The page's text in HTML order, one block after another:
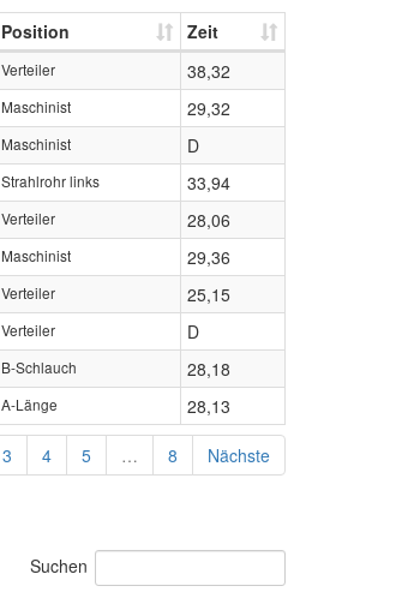
Position
Zeit
Verteiler
38,32
Maschinist
29,32
Maschinist
D
Strahlrohr links
33,94
Verteiler
28,06
Maschinist
29,36
Verteiler
25,15
Verteiler
D
B-Schlauch
28,18
A-Länge
28,13
3 4 5 … 8 Nächste
Suchen